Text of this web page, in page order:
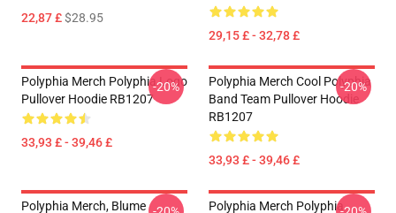
22,87 £$28.95
29,15 £ - 32,78 £
Polyphia Merch Polyphia Logo
Pullover Hoodie RB1207
33,93 £ - 39,46 £
-20%
Polyphia Merch Cool Polyphia
Band Team Pullover Hoodie
RB1207
33,93 £ - 39,46 £
-20%
Polyphia Merch, Blume
Polyphia Merch Polyphia